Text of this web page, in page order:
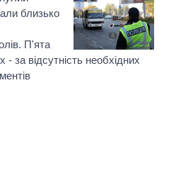
ПІДТРИМАТИ
ПОЛІТИКІВ
близько
П'ята
- за відсутність необхідних